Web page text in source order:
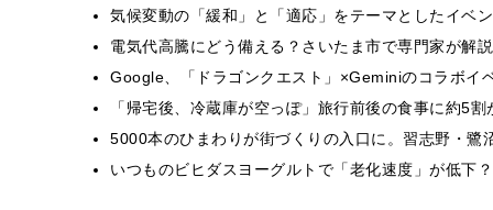
気候変動の「緩和」と「適応」をテーマとしたイベ
電気代高騰にどう備える？さいたま市で専門家が解
Google、「ドラゴンクエスト」×Geminiのコラボイ
「帰宅後、冷蔵庫が空っぽ」旅行前後の食事に約5
5000本のひまわりが街づくりの入口に。習志野・
いつものビヒダスヨーグルトで「老化速度」が低